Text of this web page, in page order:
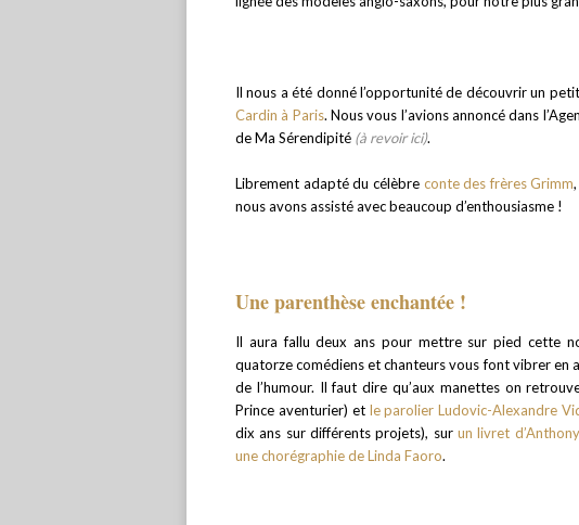
Il nous a été donné l’opportunité de découvrir un
Cardin à Paris. Nous vous l’avions annoncé dans
de Ma Sérendipité (à revoir ici).
Librement adapté du célèbre conte des frères Grimm
nous avons assisté avec beaucoup d’enthousiasme !
Une parenthèse enchantée !
Il aura fallu deux ans pour mettre sur pied cette
quatorze comédiens et chanteurs vous font vibrer
de l’humour. Il faut dire qu’aux manettes on
Prince aventurier) et le parolier Ludovic-Alexandre
dix ans sur différents projets), surun livret
une chorégraphie de Linda Faoro.